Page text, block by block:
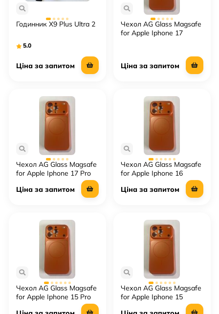
Годинник X9 Plus Ultra 2
5.0
Ціна за запитом
Чехол AG Glass Magsafe
for Apple Iphone 17
Ціна за запитом
Чехол AG Glass Magsafe
for Apple Iphone 17 Pro
Ціна за запитом
Чехол AG Glass Magsafe
for Apple Iphone 16
Ціна за запитом
Чехол AG Glass Magsafe
for Apple Iphone 15 Pro
Чехол AG Glass Magsafe
for Apple Iphone 15